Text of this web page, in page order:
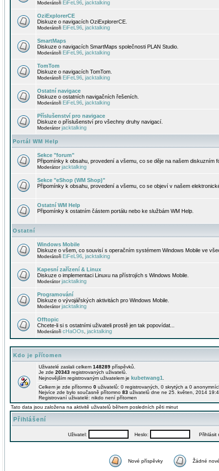
Moderátoři EiFeL96 jacktalking
OziExplorerCE
Diskuze o navigacích OziExplorerCE.
Moderátoři EiFeL96 jacktalking
SmartMaps
Diskuze o navigacích SmartMaps společnosti PLAN Studio.
Moderátoři EiFeL96 jacktalking
TomTom
Diskuze o navigacích TomTom.
Moderátoři EiFeL96 jacktalking
Ostatní navigace
Diskuze o ostatních navigačních řešeních.
Moderátoři EiFeL96 jacktalking
Příslušenství pro navigace
Diskuze o příslušenství pro všechny druhy navigací.
Moderátorjacktalking
Portál WM Help
Sekce "forum"
Připomínky k obsahu, provedení a všemu, co se děje na našem diskuzním
Moderátorjacktalking
Sekce "eShop (WM Shop)"
Připomínky k obsahu, provedení a všemu, co se objeví v našem
Ostatní WM Help
Připomínky k ostatním částem portálu nebo ke službám WM Help.
Ostatní
Windows Mobile
Diskuze o všem, co souvisí s operačním systémem Windows Mobile ve
Moderátoři EiFeL96 jacktalking
Kapesní zařízení & Linux
Diskuze o implementaci Linuxu na přístrojích s Windows Mobile.
Moderátorjacktalking
Programování
Diskuze o vývojářských aktivitách pro Windows Mobile.
Moderátorjacktalking
Offtopic
Chcete-li si s ostatními uživateli prostě jen tak popovídat...
Moderátoři cHaOOs jacktalking
Kdo je přítomen
Uživatelé zaslali celkem 148289 příspěvků.
Je zde 20343 registrovaných uživatelů.
Nejnovějším registrovaným uživatelem je kubetwang1
Celkem je zde přítomno 0 uživatelů: 0 registrovaných, 0 skrytých a 0
Nejvíce zde bylo současně přítomno 83 uživatelů dne ne 25. květen, 2014
Registrovaní uživatelé: nikdo není přítomen
Tato data jsou založena na aktivitě uživatelů během posledních pěti minut
Přihlášení
Uživatel: Heslo: Přihlásit
Nové příspěvky Žádné